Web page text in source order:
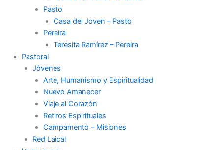
Pasto
Casa del Joven – Pasto
Pereira
Teresita Ramírez – Pereira
Pastoral
Jóvenes
Arte, Humanismo y Espiritualidad
Nuevo Amanecer
Viaje al Corazón
Retiros Espirituales
Campamento – Misiones
Red Laical